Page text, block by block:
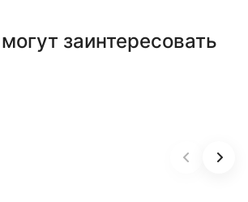
заинтересовать